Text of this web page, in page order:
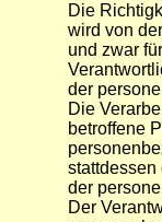
Die
wird von
und zwar
der
Die
betroffene
der
Der